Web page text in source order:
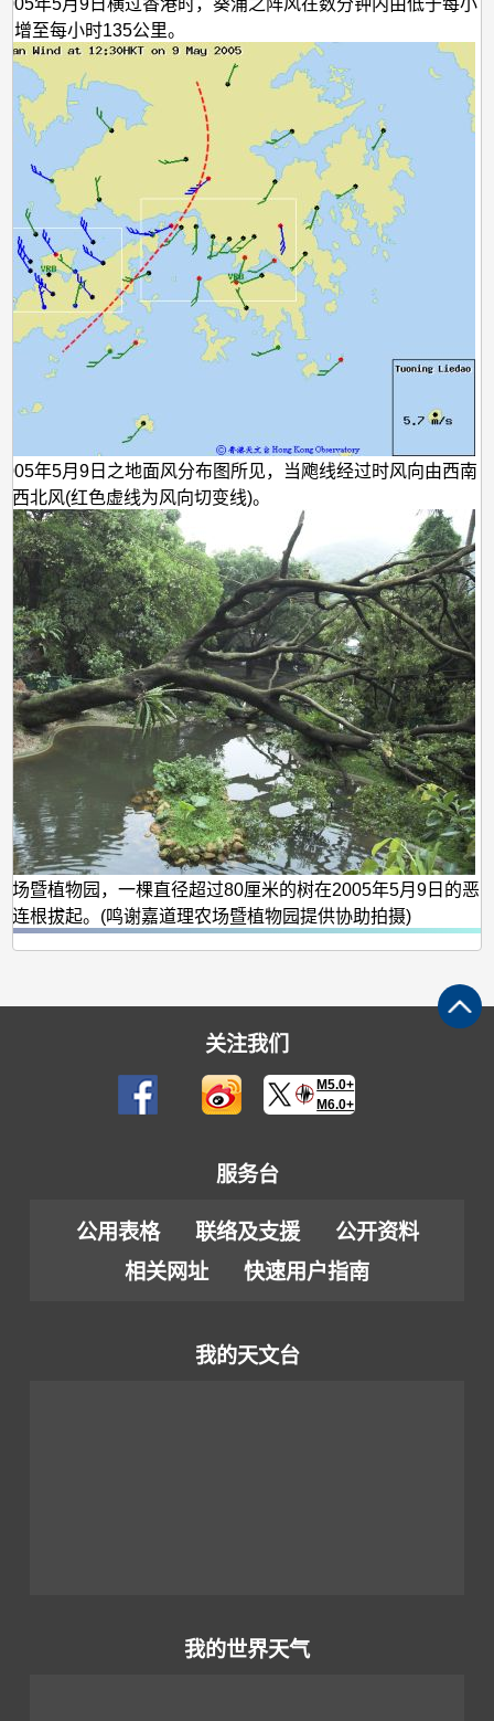
增至每小时135公里。
年5月9日之地面风分布图所见，当飑线经过时风向由西南
西北风(红色虚线为风向切变线)。
场暨植物园，一棵直径超过80厘米的树在2005年5月9日的恶
连根拔起。(鸣谢嘉道理农场暨植物园提供协助拍摄)
关注我们
M5.0+
M6.0+
服务台
公用表格 联络及支援
公开资料
相关网址
快速用户指南
我的天文台
我的世界天气